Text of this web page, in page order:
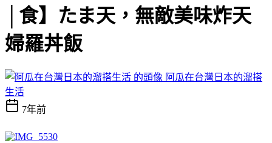
│食】たま天，無敵美味炸天
婦羅丼飯
阿瓜在台灣日本的溜搭
生活
7年前